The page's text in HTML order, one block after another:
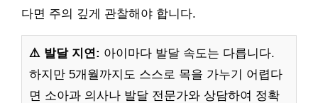
다면 주의 깊게 관찰해야 합니다.
⚠️ 발달 지연: 아이마다 발달 속도는 다릅니다.
하지만 5개월까지도 스스로 목을 가누기 어렵다
면 소아과 의사나 발달 전문가와 상담하여 정확